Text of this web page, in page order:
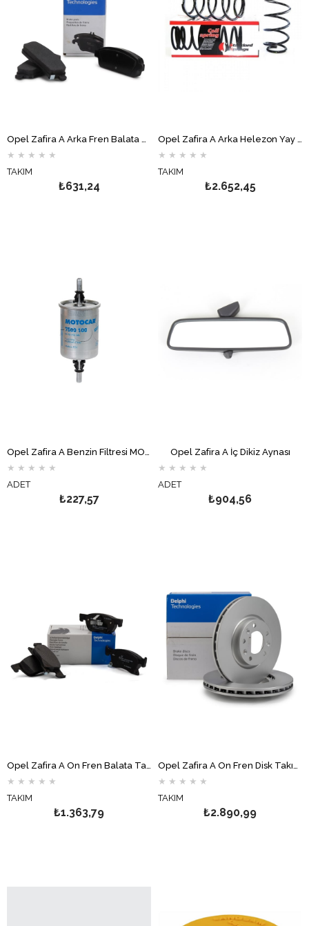
★ ★ ★ ★ ★
TAKIM
₺631,24
★ ★ ★ ★ ★
TAKIM
₺2.652,45
Opel Zafira A Benzin Filtresi MOTOCAR
★ ★ ★ ★ ★
ADET
₺227,57
Opel Zafira A İç Dikiz Aynası
★ ★ ★ ★ ★
ADET
₺904,56
★ ★ ★ ★ ★
TAKIM
₺1.363,79
★ ★ ★ ★ ★
TAKIM
₺2.890,99